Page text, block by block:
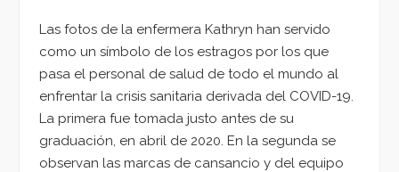
Las fotos de la enfermera Kathryn han servido
como un símbolo de los estragos por los que
pasa el personal de salud de todo el mundo al
enfrentar la crisis sanitaria derivada del COVID-19.
La primera fue tomada justo antes de su
graduación, en abril de 2020. En la segunda se
observan las marcas de cansancio y del equipo